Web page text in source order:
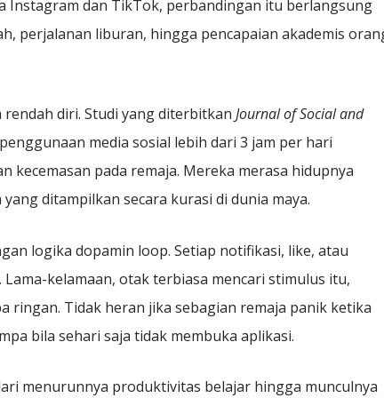
Instagram dan TikTok, perbandingan itu berlangsung
perjalanan liburan, hingga pencapaian akademis
rendah diri. Studi yang diterbitkanJournal of Social and
media sosial lebih dari 3 jam per hari
kecemasan pada remaja. Mereka merasa hidupnya
ditampilkan secara kurasi di dunia maya.
logika dopamin loop. Setiap notifikasi, like, atau
kelamaan, otak terbiasa mencari stimulus itu,
ringan. Tidak heran jika sebagian remaja panik ketika
bila sehari saja tidak membuka aplikasi.
menurunnya produktivitas belajar hingga munculnya